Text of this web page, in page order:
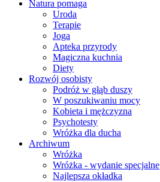
Natura pomaga
Uroda
Terapie
Joga
Apteka przyrody
Magiczna kuchnia
Diety
Rozwój osobisty
Podróż w głąb duszy
W poszukiwaniu mocy
Kobieta i mężczyzna
Psychotesty
Wróżka dla ducha
Archiwum
Wróżka
Wróżka - wydanie specjalne
Najlepsza okładka